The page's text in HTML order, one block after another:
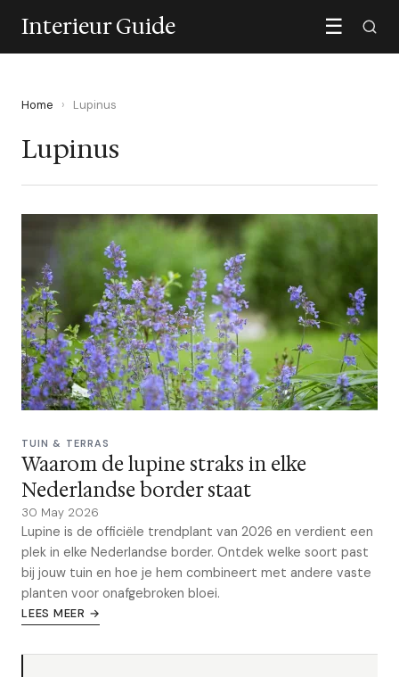
Interieur Guide ☰
Home › Lupinus
Lupinus
TUIN & TERRAS
Waarom de lupine straks in elke
Nederlandse border staat
30 May 2026
Lupine is de officiële trendplant van 2026 en verdient een
plek in elke Nederlandse border. Ontdek welke soort past
bij jouw tuin en hoe je hem combineert met andere vaste
planten voor onafgebroken bloei.
LEES MEER →